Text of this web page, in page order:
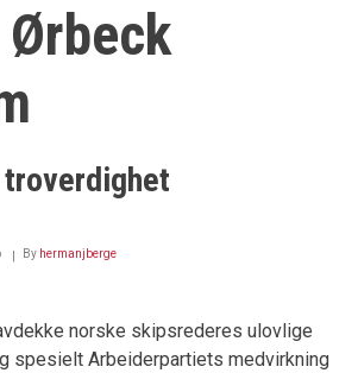
By hermanjberge
norske skipsrederes ulovlige
spesielt Arbeiderpartiets medvirkning